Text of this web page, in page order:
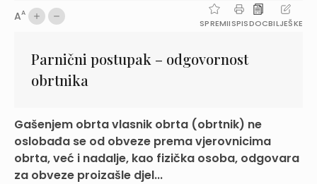
AA
SPREMIISPISDOCBILJEŠKE
Parnični postupak – odgovornost
obrtnika
Gašenjem obrta vlasnik obrta (obrtnik) ne
oslobađa se od obveze prema vjerovnicima
obrta, već i nadalje, kao fizička osoba, odgovara
za obveze proizašle djel...